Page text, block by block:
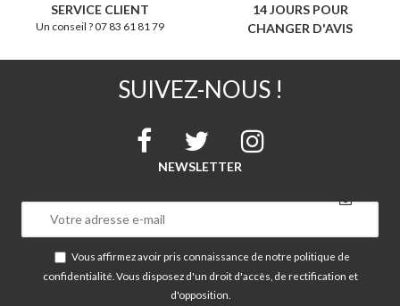
SERVICE CLIENT
Un conseil ? 07 83 61 81 79
14 JOURS POUR
CHANGER D'AVIS
SUIVEZ-NOUS !
NEWSLETTER
Vous affirmez avoir pris connaissance de notre politique de
confidentialité . Vous disposez d'un droit d'accès, de rectification et
d'opposition.